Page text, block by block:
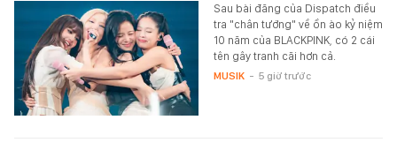
Sau bài đăng của Dispatch điều
tra "chân tướng" về ồn ào kỷ niệm
10 năm của BLACKPINK, có 2 cái
tên gây tranh cãi hơn cả.
MUSIK - 5 giờ trước